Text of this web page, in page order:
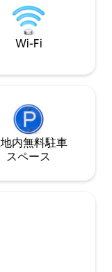
Wi-Fi
内無料駐⁠車
ス⁠ペ⁠ー⁠ス